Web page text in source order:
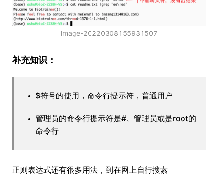
image-20220308155931507
补充知识：
$符号的使用，命令行提示符，普通用户
管理员的命令行提示符是#。管理员或是root的
命令行
正则表达式还有很多用法，到在网上自行搜索